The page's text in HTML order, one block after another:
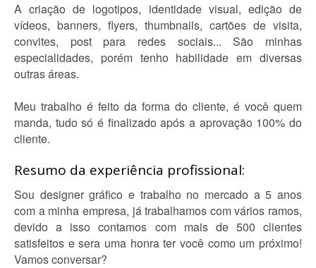
A criação de logotipos, identidade visual, edição de
vídeos, banners, flyers, thumbnails, cartões de visita,
convites, post para redes sociais... São minhas
especialidades, porém tenho habilidade em diversas
outras áreas.
Meu trabalho é feito da forma do cliente, é você quem
manda, tudo só é finalizado após a aprovação 100% do
cliente.
Resumo da experiência profissional:
Sou designer gráfico e trabalho no mercado a 5 anos
com a minha empresa, já trabalhamos com vários ramos,
devido a isso contamos com mais de 500 clientes
satisfeitos e sera uma honra ter você como um próximo!
Vamos conversar?